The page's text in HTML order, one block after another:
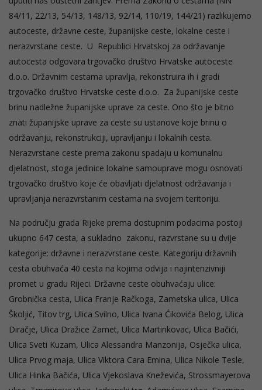
84/11, 22/13, 54/13, 148/13, 92/14, 110/19, 144/21) razlikujemo
autoceste, državne ceste, županijske ceste, lokalne ceste i
nerazvrstane ceste. U Republici Hrvatskoj za održavanje
autocesta odgovara trgovačko društvo Hrvatske autoceste
d.o.o. Državnim cestama upravlja, rekonstruira ih i gradi
trgovačko društvo Hrvatske ceste d.o.o. Za županijske ceste
brinu nadležne županijske uprave za ceste. Ono što je bitno
znati županijske uprave za ceste su ustanove koje brinu o
održavanju, rekonstrukciji, upravljanju i lokalnih cesta.
Nerazvrstane ceste prema zakonu spadaju u komunalnu
djelatnost, stoga jedinice lokalne samouprave mogu osnovati
trgovačko društvo koje će obavljati djelatnost održavanja i
upravljanja nerazvrstanim cestama na svojem teritoriju.
Na području grada Rijeke prema dostupnim podacima postoji
ukupno 647 cesta, a sukladno zakonu, razvrstane su u dvije
kategorije: državne i nerazvrstane ceste. Kategoriju državnih
cesta obuhvaća 40 cesta na kojima odvija i najintenzivniji
promet u gradu Rijeci. Državne ceste obuhvaćaju ulice:
Grobnička cesta, Ulica Franje Račkoga, Zametska ulica, Ulica
Školjić, Titov trg, Ulica Svilno, Ulica Ivana Ćikovića Belog, Ulica
Diračje, Ulica Dražice Zamet, Ulica Martinkovac, Ulica Bačići,
Ulica Sveti Kuzam, Ulica Alessandra Manzonija, Osječka ulica,
Ulica Prvog maja, Ulica Viktora Cara Emina, Ulica Nikole Tesle,
Ulica Hinka Bačića, Ulica Vjekoslava Kneževića, Strossmayerova